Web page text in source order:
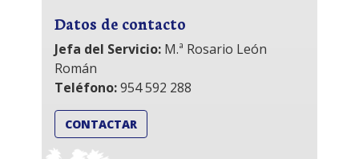
Datos de contacto
Jefa del Servicio: M.ª Rosario León
Román
Teléfono:954 592 288
CONTACTAR